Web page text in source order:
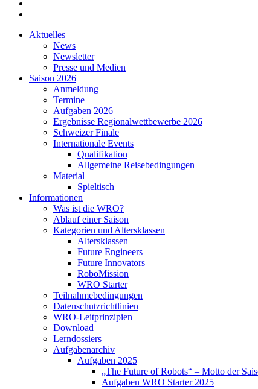
Aktuelles
News
Newsletter
Presse und Medien
Saison 2026
Anmeldung
Termine
Aufgaben 2026
Ergebnisse Regionalwettbewerbe 2026
Schweizer Finale
Internationale Events
Qualifikation
Allgemeine Reisebedingungen
Material
Spieltisch
Informationen
Was ist die WRO?
Ablauf einer Saison
Kategorien und Altersklassen
Altersklassen
Future Engineers
Future Innovators
RoboMission
WRO Starter
Teilnahmebedingungen
Datenschutzrichtlinien
WRO-Leitprinzipien
Download
Lerndossiers
Aufgabenarchiv
Aufgaben 2025
„The Future of Robots“ – Motto der
Aufgaben WRO Starter 2025